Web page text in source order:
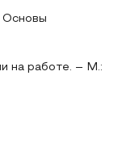
на работе. – М.: